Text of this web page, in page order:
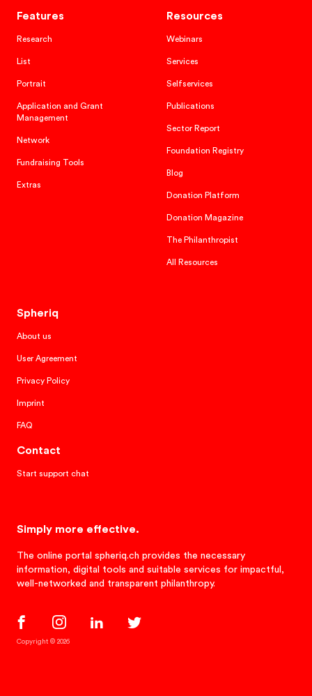
Features
Research
List
Portrait
Application and Grant
Management
Network
Fundraising Tools
Extras
Resources
Webinars
Services
Selfservices
Publications
Sector Report
Foundation Registry
Blog
Donation Platform
Donation Magazine
The Philanthropist
All Resources
Spheriq
About us
User Agreement
Privacy Policy
Imprint
FAQ
Contact
Start support chat
Simply more effective.
The online portal spheriq.ch provides the necessary
information, digital tools and suitable services for impactful,
well-networked and transparent philanthropy.
Copyright © 2026